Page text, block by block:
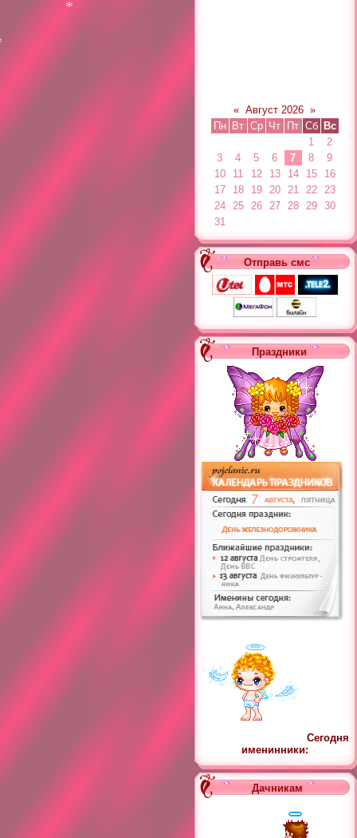
« Август 2026 »
Пн
Вт Ср Чт Пт Сб
Вс
1
2
3
4 5 6 7 8
9
10
11 12 13 14 15
16
17
18 19 20 21 22
23
24
25 26 27 28 29
30
31
Отправь смс
Праздники
Сегодня
именинники:
Дачникам